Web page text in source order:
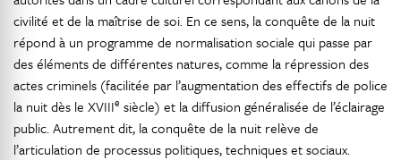
civilité et de la maîtrise de soi. En ce sens, la conquête de la nuit
répond à un programme de normalisation sociale qui passe par
des éléments de différentes natures, comme la répression des
actes criminels (facilitée par l’augmentation des effectifs de police
la nuit dès le XVIIIe siècle) et la diffusion généralisée de l’éclairage
public. Autrement dit, la conquête de la nuit relève de
l’articulation de processus politiques, techniques et sociaux.